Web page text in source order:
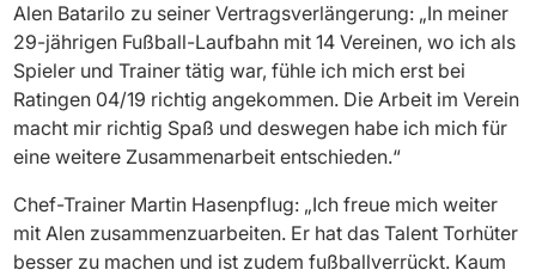
Alen Batarilo zu seiner Vertragsverlängerung: „In meiner
29-jährigen Fußball-Laufbahn mit 14 Vereinen, wo ich als
Spieler und Trainer tätig war, fühle ich mich erst bei
Ratingen 04/19 richtig angekommen. Die Arbeit im Verein
macht mir richtig Spaß und deswegen habe ich mich für
eine weitere Zusammenarbeit entschieden.“
Chef-Trainer Martin Hasenpflug: „Ich freue mich weiter
mit Alen zusammenzuarbeiten. Er hat das Talent Torhüter
besser zu machen und ist zudem fußballverrückt. Kaum